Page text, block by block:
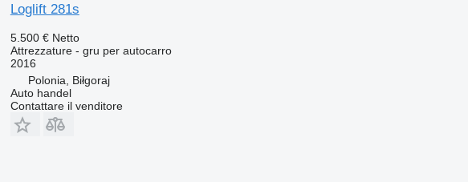
Loglift 281s
5.500 € Netto
Attrezzature - gru per autocarro
2016
Polonia, Biłgoraj
Auto handel
Contattare il venditore